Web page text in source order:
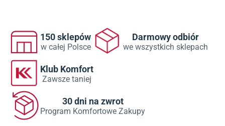
150 sklepów
w całej Polsce
Darmowy odbiór
we wszystkich sklepach
Klub Komfort
Zawsze taniej
30 dni na zwrot
Program Komfortowe Zakupy